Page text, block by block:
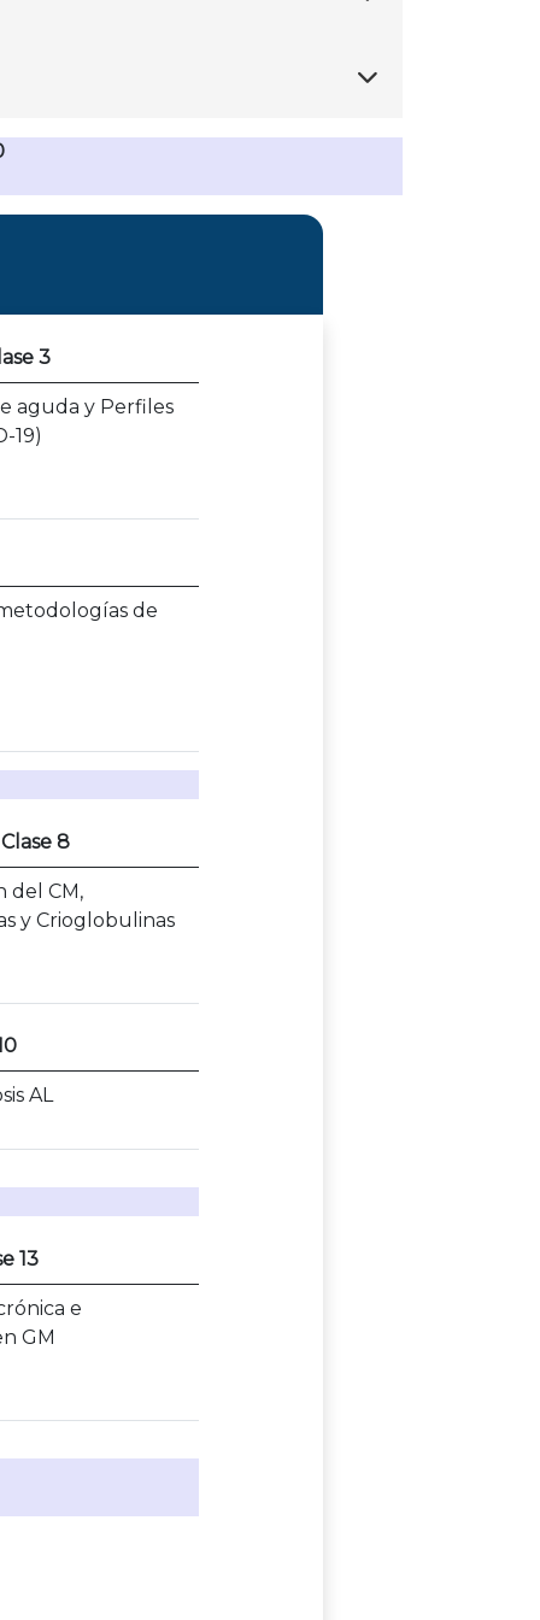
3
aguda y Perfiles
19)
de
Clase 8
del CM,
y Crioglobulinas
AL
13
e
GM